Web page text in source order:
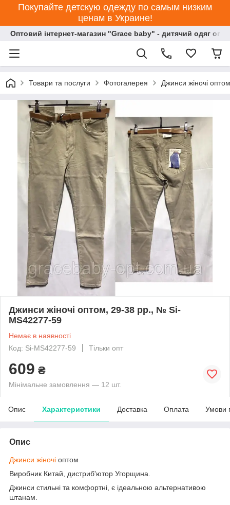
Покупайте детскую одежду по самым низким
ценам в Украине!
Оптовий інтернет-магазин "Grace baby" - дитячий одяг
Товари та послуги Фотогалерея Джинси жіночі
Джинси жіночі оптом, 29-38 pp., № Si-
MS42277-59
Немає в наявності
Код: Si-MS42277-59
Тільки опт
609 ₴
Мінімальне замовлення — 12 шт.
Опис Характеристики Доставка Оплата Умови
Опис
Джинси жіночі оптом
Виробник Китай, дистриб'ютор Угорщина.
Джинси стильні та комфортні, є ідеальною альтернативою
штанам.